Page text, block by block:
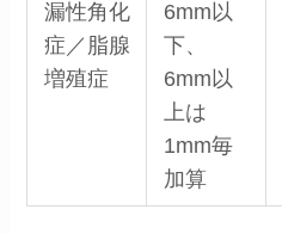
漏性角化
症／脂腺
増殖症
6mm以
下、
6mm以
上は
1mm毎
加算